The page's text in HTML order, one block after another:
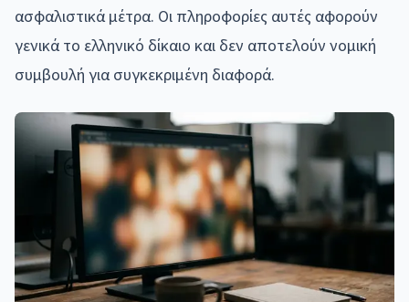
ασφαλιστικά μέτρα. Οι πληροφορίες αυτές αφορούν
γενικά το ελληνικό δίκαιο και δεν αποτελούν νομική
συμβουλή για συγκεκριμένη διαφορά.